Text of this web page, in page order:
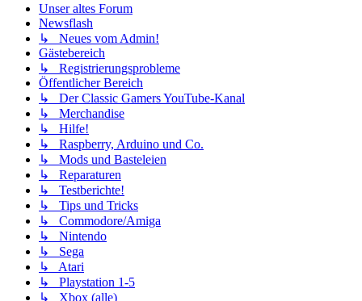
Unser altes Forum
Newsflash
↳ Neues vom Admin!
Gästebereich
↳ Registrierungsprobleme
Öffentlicher Bereich
↳ Der Classic Gamers YouTube-Kanal
↳ Merchandise
↳ Hilfe!
↳ Raspberry, Arduino und Co.
↳ Mods und Basteleien
↳ Reparaturen
↳ Testberichte!
↳ Tips und Tricks
↳ Commodore/Amiga
↳ Nintendo
↳ Sega
↳ Atari
↳ Playstation 1-5
↳ Xbox (alle)